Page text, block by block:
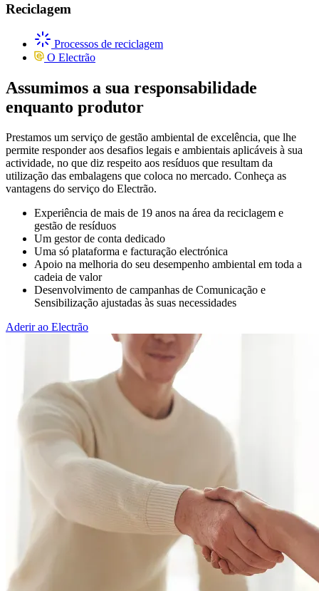
Reciclagem
Processos de reciclagem
O Electrão
Assumimos a sua responsabilidade
enquanto produtor
Prestamos um serviço de gestão ambiental de excelência, que lhe
permite responder aos desafios legais e ambientais aplicáveis à sua
actividade, no que diz respeito aos resíduos que resultam da
utilização das embalagens que coloca no mercado. Conheça as
vantagens do serviço do Electrão.
Experiência de mais de 19 anos na área da reciclagem e
gestão de resíduos
Um gestor de conta dedicado
Uma só plataforma e facturação electrónica
Apoio na melhoria do seu desempenho ambiental em toda a
cadeia de valor
Desenvolvimento de campanhas de Comunicação e
Sensibilização ajustadas às suas necessidades
Aderir ao Electrão